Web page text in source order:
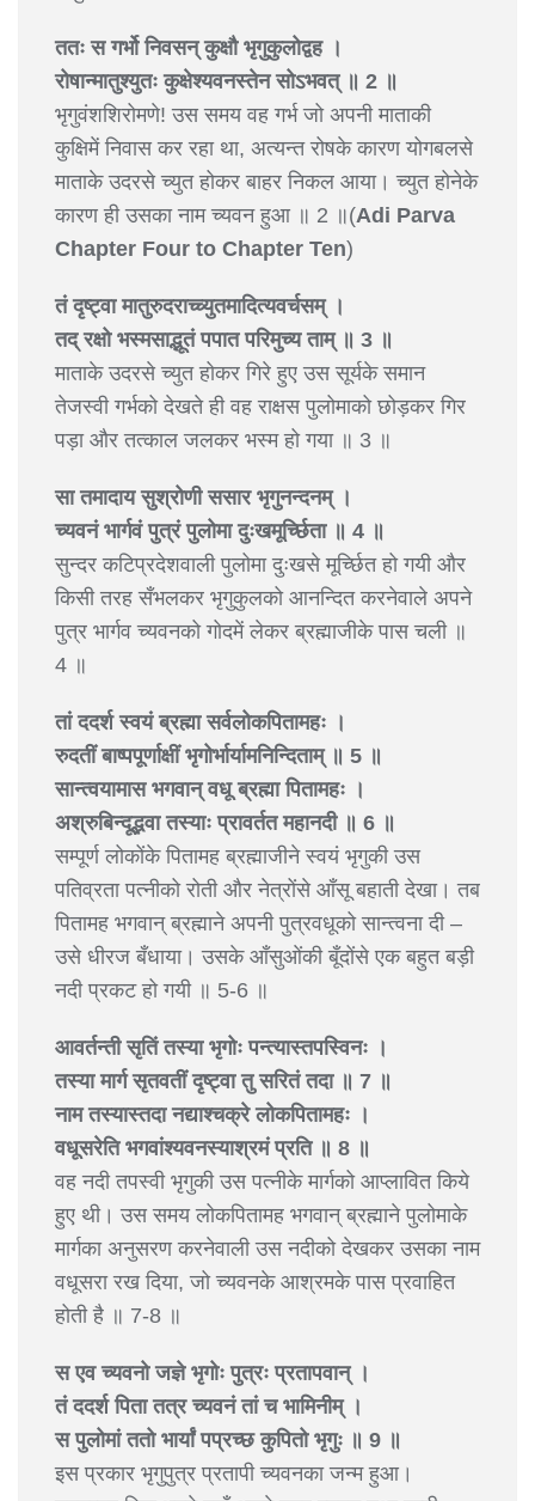
ततः स गर्भो निवसन् कुक्षौ भृगुकुलोद्वह ।
रोषान्मातुश्युतः कुक्षेश्यवनस्तेन सोऽभवत् ॥ 2 ॥
भृगुवंशशिरोमणे! उस समय वह गर्भ जो अपनी माताकी
कुक्षिमें निवास कर रहा था, अत्यन्त रोषके कारण योगबलसे
माताके उदरसे च्युत होकर बाहर निकल आया। च्युत होनेके
कारण ही उसका नाम च्यवन हुआ ॥ 2 ॥(Adi Parva
Chapter Four to Chapter Ten)
तं दृष्ट्वा मातुरुदराच्च्युतमादित्यवर्चसम् ।
तद् रक्षो भस्मसाद्भूतं पपात परिमुच्य ताम् ॥ 3 ॥
माताके उदरसे च्युत होकर गिरे हुए उस सूर्यके समान
तेजस्वी गर्भको देखते ही वह राक्षस पुलोमाको छोड़कर गिर
पड़ा और तत्काल जलकर भस्म हो गया ॥ 3 ॥
सा तमादाय सुश्रोणी ससार भृगुनन्दनम् ।
च्यवनं भार्गवं पुत्रं पुलोमा दुःखमूर्च्छिता ॥ 4 ॥
सुन्दर कटिप्रदेशवाली पुलोमा दुःखसे मूर्च्छित हो गयी और
किसी तरह सँभलकर भृगुकुलको आनन्दित करनेवाले अपने
पुत्र भार्गव च्यवनको गोदमें लेकर ब्रह्माजीके पास चली ॥
4 ॥
तां ददर्श स्वयं ब्रह्मा सर्वलोकपितामहः ।
रुदतीं बाष्पपूर्णाक्षीं भृगोर्भार्यामनिन्दिताम् ॥ 5 ॥
सान्त्वयामास भगवान् वधू ब्रह्मा पितामहः ।
अश्रुबिन्दूद्भवा तस्याः प्रावर्तत महानदी ॥ 6 ॥
सम्पूर्ण लोकोंके पितामह ब्रह्माजीने स्वयं भृगुकी उस
पतिव्रता पत्नीको रोती और नेत्रोंसे आँसू बहाती देखा। तब
पितामह भगवान् ब्रह्माने अपनी पुत्रवधूको सान्त्वना दी –
उसे धीरज बँधाया। उसके आँसुओंकी बूँदोंसे एक बहुत बड़ी
नदी प्रकट हो गयी ॥ 5-6 ॥
आवर्तन्ती सृतिं तस्या भृगोः पन्त्यास्तपस्विनः ।
तस्या मार्ग सृतवतीं दृष्ट्वा तु सरितं तदा ॥ 7 ॥
नाम तस्यास्तदा नद्याश्चक्रे लोकपितामहः ।
वधूसरेति भगवांश्यवनस्याश्रमं प्रति ॥ 8 ॥
वह नदी तपस्वी भृगुकी उस पत्नीके मार्गको आप्लावित किये
हुए थी। उस समय लोकपितामह भगवान् ब्रह्माने पुलोमाके
मार्गका अनुसरण करनेवाली उस नदीको देखकर उसका नाम
वधूसरा रख दिया, जो च्यवनके आश्रमके पास प्रवाहित
होती है ॥ 7-8 ॥
स एव च्यवनो जज्ञे भृगोः पुत्रः प्रतापवान् ।
तं ददर्श पिता तत्र च्यवनं तां च भामिनीम् ।
स पुलोमां ततो भार्यां पप्रच्छ कुपितो भृगुः ॥ 9 ॥
इस प्रकार भृगुपुत्र प्रतापी च्यवनका जन्म हुआ।